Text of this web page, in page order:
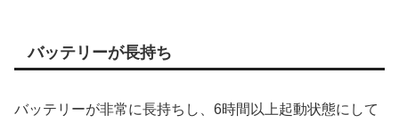
バッテリーが長持ち
バッテリーが非常に長持ちし、6時間以上起動状態にして